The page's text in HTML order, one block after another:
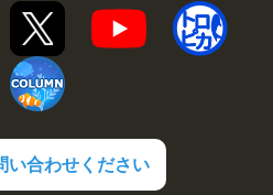
い合わせください